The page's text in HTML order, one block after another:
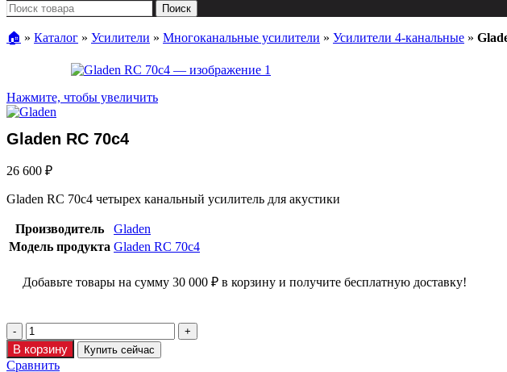
Поиск
🏠︎ » Каталог » Усилители » Многоканальные усилители » Усилители 4-канальные »
Нажмите, чтобы увеличить
Gladen RC 70c4
26 600 ₽
Gladen RC 70c4 четырех канальный усилитель для акустики
Производитель
Gladen
Модель продукта Gladen RC 70c4
Добавьте товары на сумму 30 000 ₽ в корзину и получите бесплатную доставку!
В корзину Купить сейчас
Сравнить